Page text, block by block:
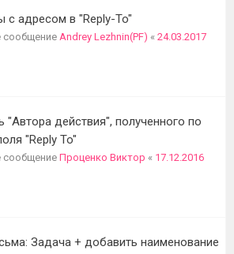
с адресом в "Reply-To"
сообщение Andrey Lezhnin(PF) « 24.03.2017
"Автора действия", полученного по
"Reply To"
сообщение Проценко Виктор « 17.12.2016
Задача + добавить наименование